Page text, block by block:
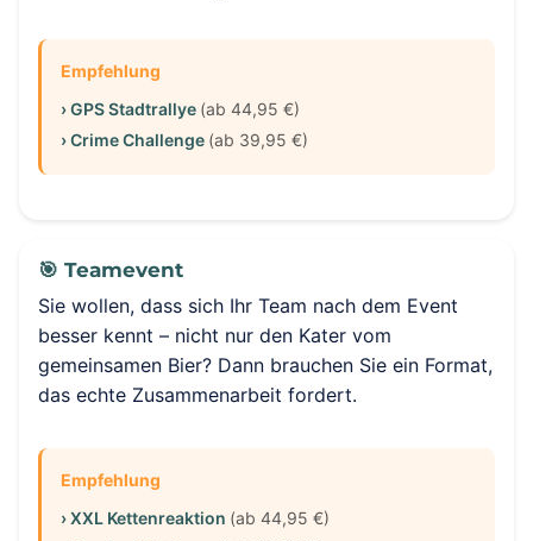
Empfehlung
› GPS Stadtrallye (ab 44,95 €)
› Crime Challenge (ab 39,95 €)
🎯 Teamevent
Sie wollen, dass sich Ihr Team nach dem Event
besser kennt – nicht nur den Kater vom
gemeinsamen Bier? Dann brauchen Sie ein Format,
das echte Zusammenarbeit fordert.
Empfehlung
› XXL Kettenreaktion (ab 44,95 €)